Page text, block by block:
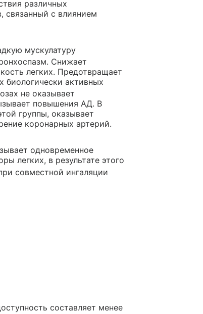
различных
связанный с влиянием
мускулатуру
Снижает
легких. Предотвращает
биологически активных
не оказывает
повышения АД. В
группы, оказывает
коронарных артерий.
одновременное
легких, в результате этого
совместной ингаляции
составляет менее